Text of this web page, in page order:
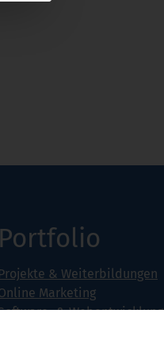
Portfolio
Projekte & Weiterbildungen
Marketing
& Webentwicklung